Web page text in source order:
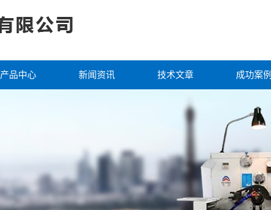
产品中心 新闻资讯 技术文章 成功案例